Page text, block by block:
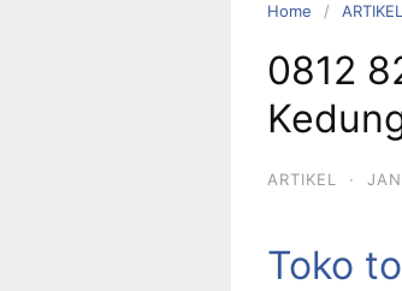
Home ARTIKEL
0812
ARTIKEL ·
Toko